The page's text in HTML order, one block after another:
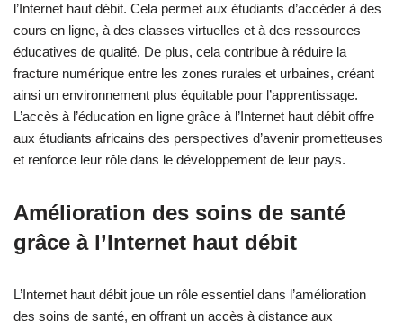
l’Internet haut débit. Cela permet aux étudiants d’accéder à des
cours en ligne, à des classes virtuelles et à des ressources
éducatives de qualité. De plus, cela contribue à réduire la
fracture numérique entre les zones rurales et urbaines, créant
ainsi un environnement plus équitable pour l’apprentissage.
L’accès à l’éducation en ligne grâce à l’Internet haut débit offre
aux étudiants africains des perspectives d’avenir prometteuses
et renforce leur rôle dans le développement de leur pays.
Amélioration des soins de santé
grâce à l’Internet haut débit
L’Internet haut débit joue un rôle essentiel dans l’amélioration
des soins de santé, en offrant un accès à distance aux